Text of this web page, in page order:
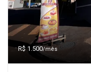
R$ 1.500/mês